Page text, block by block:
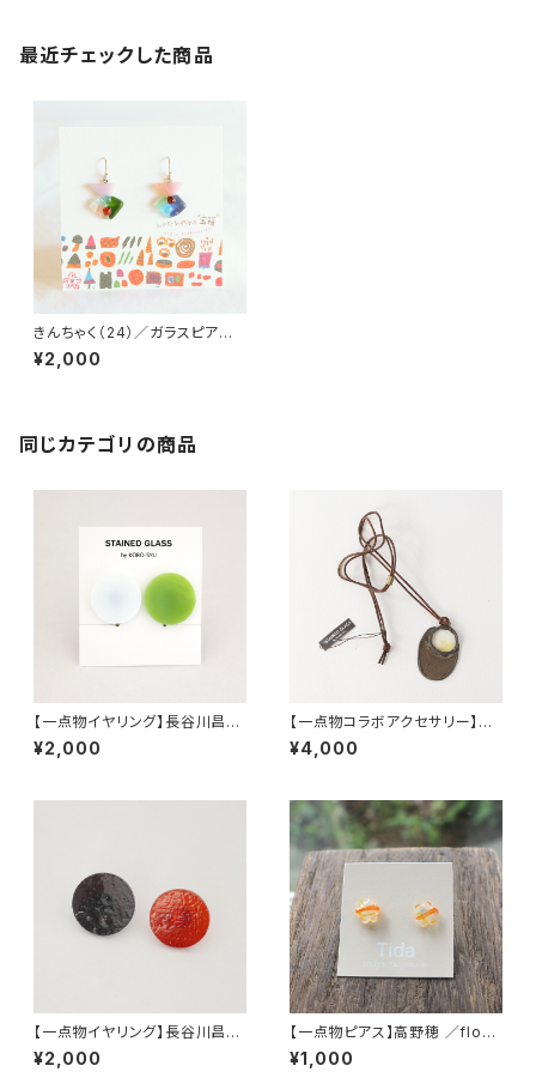
最近チェックした商品
きんちゃく（24）／ガラスピア
ス 岡田亜弓
¥2,000
同じカテゴリの商品
【一点物イヤリング】長谷川昌彦
／White&Yellowgreen
¥2,000
【一点物コラボアクセサリー】長
谷川昌彦×POCKENI／革ひも
ネックレス［J］
¥4,000
【一点物イヤリング】長谷川昌彦
／Redbrown&Deeppurple
¥2,000
【一点物ピアス】高野穂 ／flow
er-3
¥1,000